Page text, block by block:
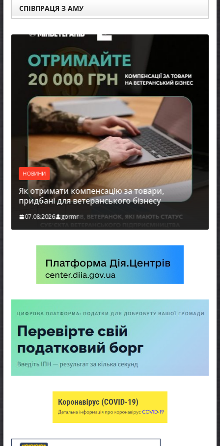
СПІВПРАЦЯ З АМУ
НОВИНИ
Як отримати компенсацію за товари,
придбані для ветеранського бізнесу
07.08.2026 gormr